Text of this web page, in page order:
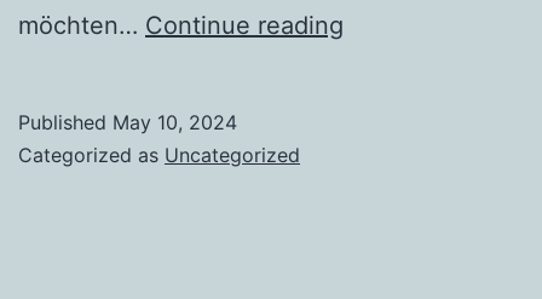
möchten… Continue reading
Published May 10, 2024
Categorized as Uncategorized